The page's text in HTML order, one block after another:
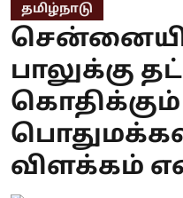
தமிழ்நாடு
பாலுக்கு
கொதிக்கும்
விளக்கம்